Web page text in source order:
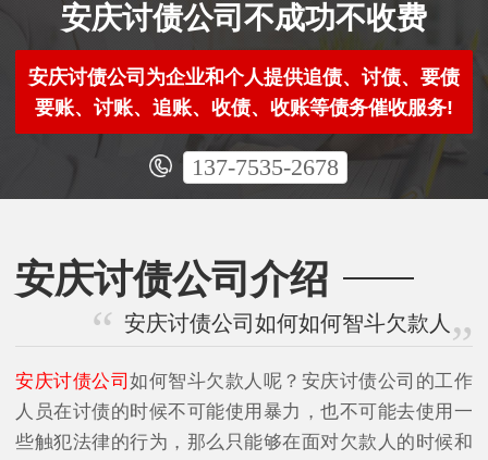
安庆讨债公司不成功不收费
安庆讨债公司为企业和个人提供追债、讨债、要债
要账、讨账、追账、收债、收账等债务催收服务!
137-7535-2678
安庆讨债公司介绍
安庆讨债公司如何如何智斗欠款人
安庆讨债公司如何智斗欠款人呢？安庆讨债公司的工作
人员在讨债的时候不可能使用暴力，也不可能去使用一
些触犯法律的行为，那么只能够在面对欠款人的时候和